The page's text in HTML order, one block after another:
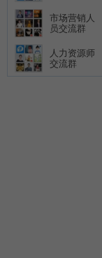
市场营销人
员交流群
人力资源师
交流群